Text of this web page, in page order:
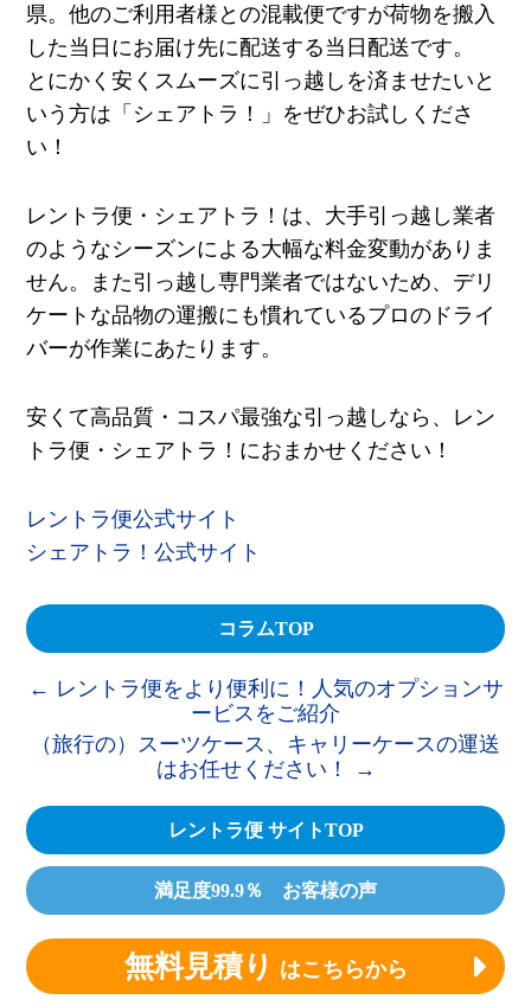
県。他のご利用者様との混載便ですが荷物を搬入
した当日にお届け先に配送する当日配送です。
とにかく安くスムーズに引っ越しを済ませたいと
いう方は「シェアトラ！」をぜひお試しくださ
い！
レントラ便・シェアトラ！は、大手引っ越し業者
のようなシーズンによる大幅な料金変動がありま
せん。また引っ越し専門業者ではないため、デリ
ケートな品物の運搬にも慣れているプロのドライ
バーが作業にあたります。
安くて高品質・コスパ最強な引っ越しなら、レン
トラ便・シェアトラ！におまかせください！
レントラ便公式サイト
シェアトラ！公式サイト
コラムTOP
← レントラ便をより便利に！人気のオプションサ
ービスをご紹介
（旅行の）スーツケース、キャリーケースの運送
はお任せください！
→
レントラ便 サイトTOP
満足度99.9％ お客様の声
無料見積り はこちらから